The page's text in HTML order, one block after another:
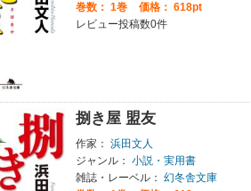
巻数： 1巻
価格： 618pt
レビュー投稿数0件
捌き屋 盟友
作家： 浜田文人
ジャンル： 小説・実用書
雑誌・レーベル： 幻冬舎文庫